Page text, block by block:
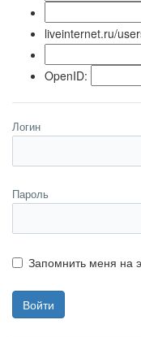
liveinternet.ru/
OpenID:
Логин
Пароль
Запомнить меня на